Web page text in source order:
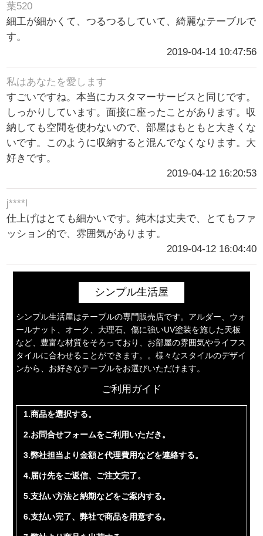
葉520
細工が細かくて、つるつるしていて、綺麗なテーブルで
す。
2019-04-14 10:47:56
私はあなたを愛します
すごいですね。本当にカスタマーサービスと同じです。
しっかりしています。面接に座ったことがあります。収
納しても空間を使わないので、部屋はもともと大きくな
いです。このように収納すると混んでなくなります。大
好きです。
2019-04-12 16:20:53
j****l
仕上げはとても細かいです。純木は丈夫で、とてもファ
ッション的で、雰囲気があります。
2019-04-12 16:04:40
シンプル生活屋
シンプル生活屋はテーブルの専門販売店です。アルダー、ウォ
ールナット、オーク、大理石、傷に強いUV塗装を施した天板
など、豊富な材質をそろっており、お部屋の雰囲気やライフス
タイルに合わせることができます。。様々なスタイルのデザイ
ンから、お好きなテーブルをお選びいただけます。
ご利用ガイド
1.商品を選択する。
2.お問合せフォームをご利用いただき。
3.弊社担当より金額と代理費用などを連絡する。
4.届け先をご返信、ご注文完了。
5.支払い方法と納期などをご案内する。
6.支払い完了、弊社で商品を用意する。